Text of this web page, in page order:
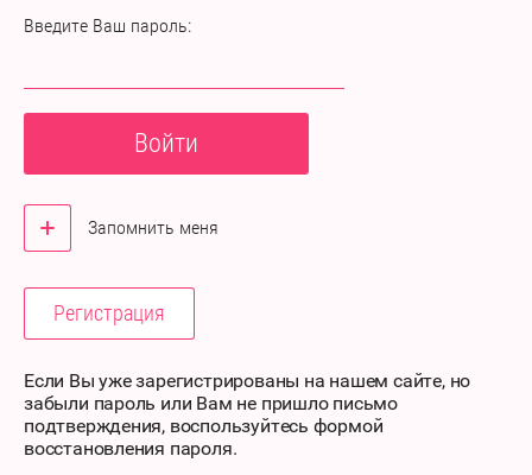
Введите Ваш пароль:
Войти
Запомнить меня
Регистрация
Если Вы уже зарегистрированы на нашем сайте, но
забыли пароль или Вам не пришло письмо
подтверждения, воспользуйтесь формой
восстановления пароля.